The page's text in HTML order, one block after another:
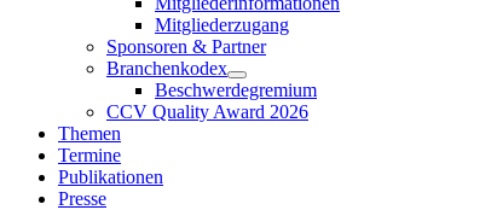
Mitgliederzugang
Sponsoren & Partner
Branchenkodex
Beschwerdegremium
CCV Quality Award 2026
Themen
Termine
Publikationen
Presse